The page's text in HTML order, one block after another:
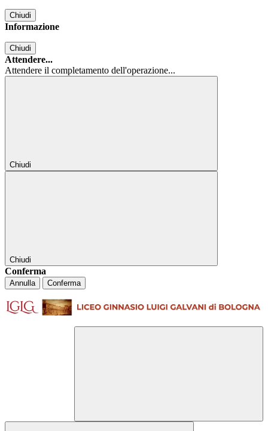
Chiudi
Informazione
Chiudi
Attendere...
Attendere il completamento dell'operazione...
Chiudi
Chiudi
Conferma
Annulla Conferma